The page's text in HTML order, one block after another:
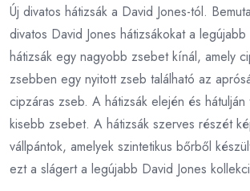
Új divatos hátizsák a David Jones-tól.
divatos David Jones hátizsákokat a
hátizsák egy nagyobb zsebet kínál, amely
zsebben egy nyitott zseb található az
cipzáras zseb. A hátizsák elején és hátulján
kisebb zsebet. A hátizsák szerves részét
vállpántok, amelyek szintetikus bőrből
ezt a slágert a legújabb David Jones